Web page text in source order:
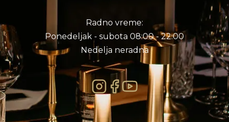
Radno vreme:
Ponedeljak - subota 08:00 - 22:00
Nedelja neradna